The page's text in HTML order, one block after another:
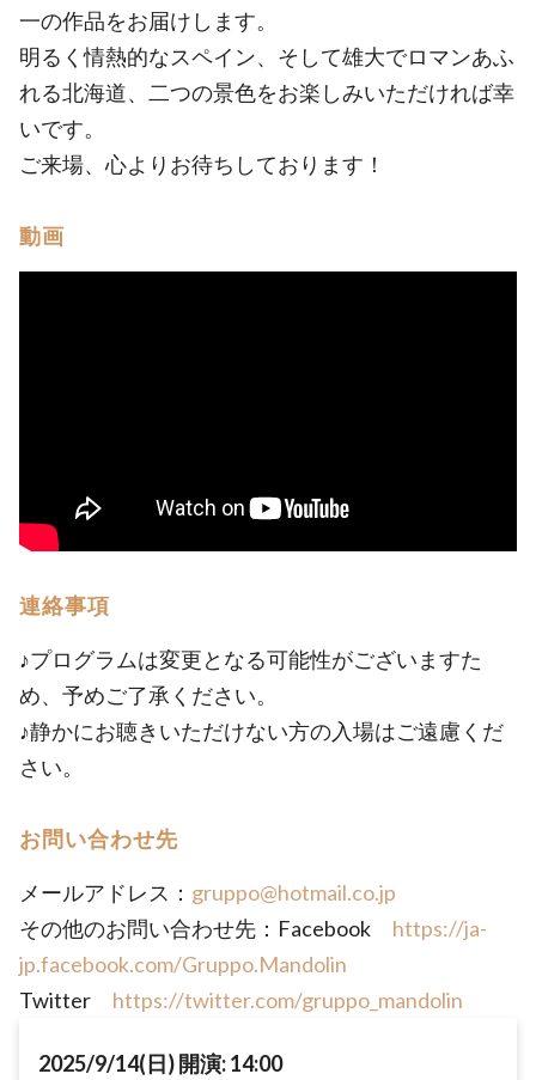
一の作品をお届けします。
明るく情熱的なスペイン、そして雄大でロマンあふ
れる北海道、二つの景色をお楽しみいただければ幸
いです。
ご来場、心よりお待ちしております！
動画
連絡事項
♪プログラムは変更となる可能性がございますた
め、予めご了承ください。
♪静かにお聴きいただけない方の入場はご遠慮くだ
さい。
お問い合わせ先
メールアドレス： gruppo@hotmail.co.jp
その他のお問い合わせ先：Facebook https://ja-
jp.facebook.com/Gruppo.Mandolin
Twitter https://twitter.com/gruppo_mandolin
2025/9/14(日) 開演: 14:00